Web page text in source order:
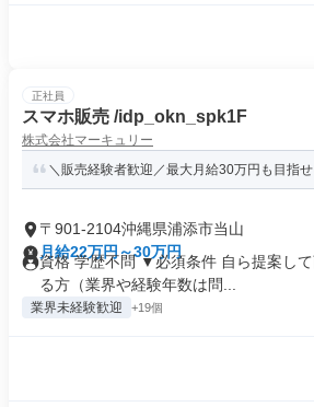
正社員
スマホ販売 /idp_okn_spk1F
株式会社マーキュリー
＼販売経験者歓迎／最大月給30万円も目指
〒901-2104沖縄県浦添市当山
月給22万円～30万円
資格 学歴不問 ▼必須条件 自ら提案し
る方（業界や経験年数は問...
業界未経験歓迎 +19個